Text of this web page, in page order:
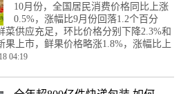
10月份，全国居民消费价格同比上涨
0.5%，涨幅比9月份回落1.2个百分
菜供应充足，环比价格分别下降2.3%和
果上市，鲜果价格略涨1.8%，涨幅比上
04:19